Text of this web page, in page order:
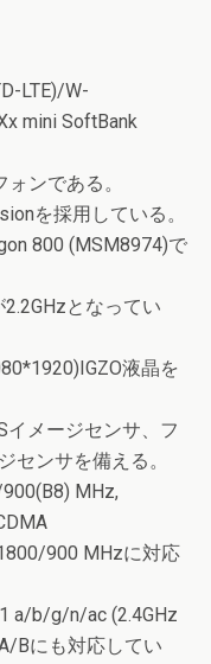
LTE)/W-
mini SoftBank
ンである。
を採用している。
800 (MSM8974)で
となってい
液晶を
イメージセンサ、フ
センサを備える。
MHz,
900 MHzに対応
a/b/g/n/ac (2.4GHz
Bにも対応してい